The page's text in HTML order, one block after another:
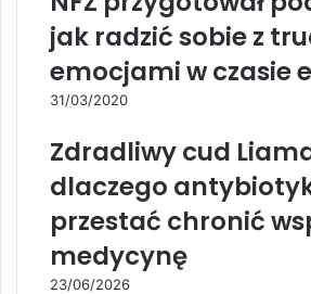
jak radzić sobie z
emocjami w czasie
31/03/2020
Zdradliwy cud
dlaczego
przestać chronić
medycynę
23/06/2026